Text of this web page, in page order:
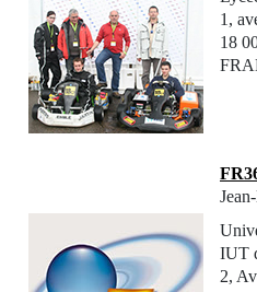
1,
18
IUT
2,